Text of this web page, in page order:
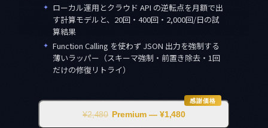
✦ ローカル運用とクラウド API の逆転点を月額で出
す計算モデルと、20回・400回・2,000回/日の試
算結果
✦ Function Calling を使わず JSON 出力を強制する
薄いラッパー（スキーマ強制・前置き除去・1回
だけの修復リトライ）
感謝価格
¥2,480 Premium — ¥1,480